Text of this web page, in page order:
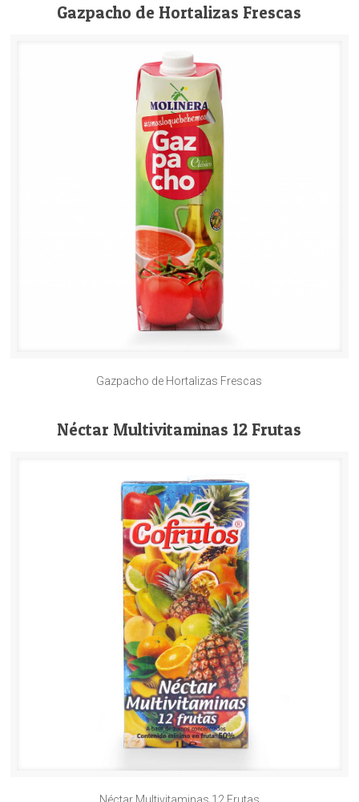
Gazpacho de Hortalizas Frescas
Gazpacho de Hortalizas Frescas
Néctar Multivitaminas 12 Frutas